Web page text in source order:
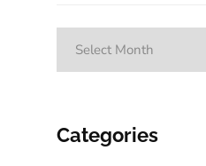
Categories